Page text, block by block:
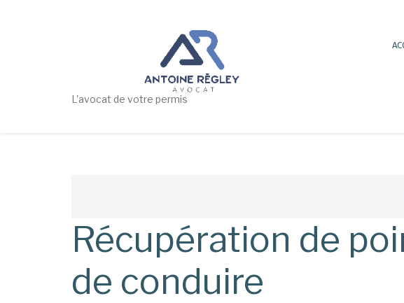
L'avocat de votre permis
d'Ariane
Récupération de
de conduire